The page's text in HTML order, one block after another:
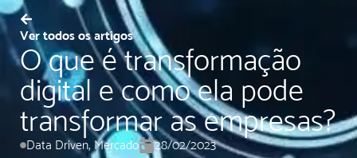
Ver todos os artigos
O que é transformação
digital e como ela pode
transformar as empresas?
Data Driven, Mercado 28/02/2023